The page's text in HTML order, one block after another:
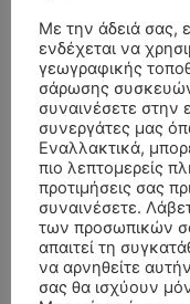
ΣΥΛΛΥΠΗΤΗΡΙΑ
ΠΑΝΑΓΙΩΤΗΣ IΩΑΚΕΙΜΙΔΗΣ
ΣΠΥΡΙΔΟΥΛΑ Γ.
Αγγελική Θωμουεπί
ΤΣΙΛΙΚΗΣ ΕΤΩΝ 79
Με την άδειά σας,
ενδέχεται να
γεωγραφικής
σάρωσης
συναινέσετε στην
συνεργάτες μας
Εναλλακτικά,
πιο λεπτομερείς
προτιμήσεις σας
συναινέσετε.
των προσωπικών
απαιτεί τη
να αρνηθείτε
σας θα ισχύουν